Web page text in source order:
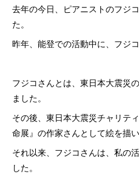
去年の今日、ピアニストのフジ
た。
昨年、能登での活動中に、フジ
フジコさんとは、東日本大震災
ました。
その後、東日本大震災チャリテ
命展』の作家さんとして絵を描
それ以来、フジコさんは、私の
した。